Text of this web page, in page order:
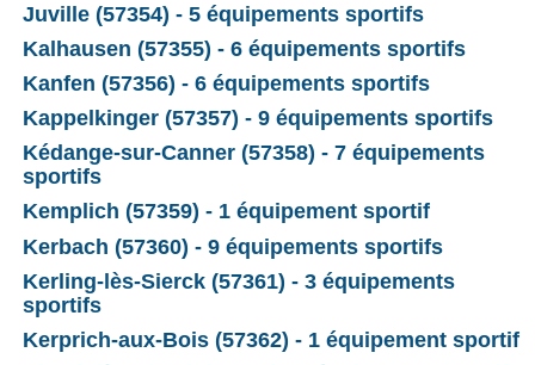
Juville (57354) - 5 équipements sportifs
Kalhausen (57355) - 6 équipements sportifs
Kanfen (57356) - 6 équipements sportifs
Kappelkinger (57357) - 9 équipements sportifs
Kédange-sur-Canner (57358) - 7 équipements
sportifs
Kemplich (57359) - 1 équipement sportif
Kerbach (57360) - 9 équipements sportifs
Kerling-lès-Sierck (57361) - 3 équipements
sportifs
Kerprich-aux-Bois (57362) - 1 équipement sportif